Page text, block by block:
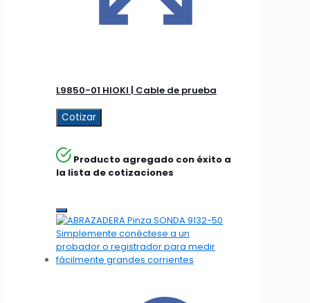
L9850-01 HIOKI | Cable de prueba
Cotizar
Producto agregado con éxito a
la lista de cotizaciones